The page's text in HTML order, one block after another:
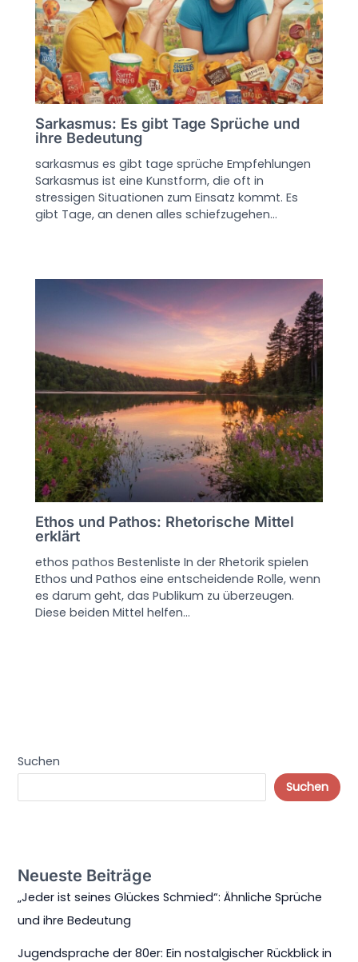
Sarkasmus: Es gibt Tage Sprüche und
ihre Bedeutung
sarkasmus es gibt tage sprüche Empfehlungen
Sarkasmus ist eine Kunstform, die oft in
stressigen Situationen zum Einsatz kommt. Es
gibt Tage, an denen alles schiefzugehen…
Ethos und Pathos: Rhetorische Mittel
erklärt
ethos pathos Bestenliste In der Rhetorik spielen
Ethos und Pathos eine entscheidende Rolle, wenn
es darum geht, das Publikum zu überzeugen.
Diese beiden Mittel helfen…
Suchen
Suchen
Neueste Beiträge
„Jeder ist seines Glückes Schmied“: Ähnliche Sprüche
und ihre Bedeutung
Jugendsprache der 80er: Ein nostalgischer Rückblick in